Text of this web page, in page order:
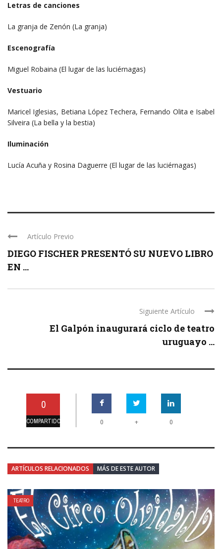
Letras de canciones
La granja de Zenón (La granja)
Escenografía
Miguel Robaina (El lugar de las luciérnagas)
Vestuario
Maricel Iglesias, Betiana López Techera, Fernando Olita e Isabel
Silveira (La bella y la bestia)
Iluminación
Lucía Acuña y Rosina Daguerre (El lugar de las luciérnagas)
Artículo Previo
DIEGO FISCHER PRESENTÓ SU NUEVO LIBRO
EN ...
Siguiente Artículo
El Galpón inaugurará ciclo de teatro
uruguayo ...
0
COMPARTIDO 0 + 0
ARTÍCULOS RELACIONADOS MÁS DE ESTE AUTOR
TEATRO